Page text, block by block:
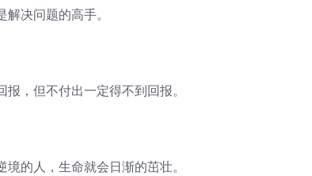
决问题的高手。
，但不付出一定得不到回报。
的人，生命就会日渐的茁壮。